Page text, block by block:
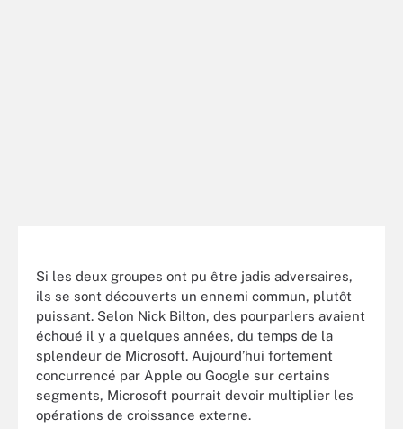
Si les deux groupes ont pu être jadis adversaires,
ils se sont découverts un ennemi commun, plutôt
puissant. Selon Nick Bilton, des pourparlers avaient
échoué il y a quelques années, du temps de la
splendeur de Microsoft. Aujourd’hui fortement
concurrencé par Apple ou Google sur certains
segments, Microsoft pourrait devoir multiplier les
opérations de croissance externe.